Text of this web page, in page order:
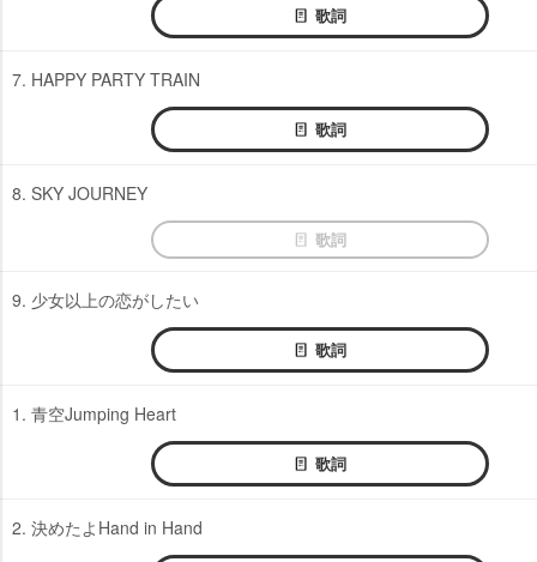
歌詞
7. HAPPY PARTY TRAIN
歌詞
8. SKY JOURNEY
歌詞
9. 少女以上の恋がしたい
歌詞
1. 青空Jumping Heart
歌詞
2. 決めたよHand in Hand